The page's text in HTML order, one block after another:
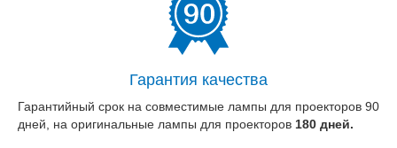
Гарантия качества
Гарантийный срок на совместимые лампы для проекторов 90
дней, на оригинальные лампы для проекторов 180 дней.